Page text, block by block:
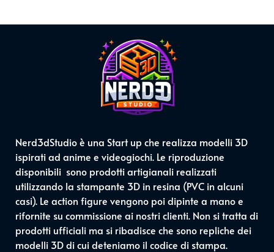
Nerd3dStudio è una Start up che realizza modelli 3D
ispirati ad anime e videogiochi. Le riproduzione
disponibili sono prodotti artigianali realizzati
utilizzando la stampante 3D in resina (PVC in alcuni
casi). Le action figure vengono poi dipinte a mano e
rifornite su commissione ai nostri clienti. Non si tratta di
prodotti ufficiali ma si ribadisce che sono repliche dei
modelli 3D di cui deteniamo il codice di stampa.